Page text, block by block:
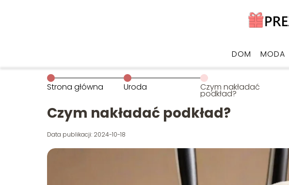
DOM MODA
Strona główna Uroda Czym nakładać
podkład?
Czym nakładać podkład?
Data publikacji: 2024-10-18